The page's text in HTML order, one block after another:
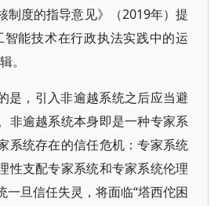
制度的指导意见》（2019年）提
智能技术在行政执法实践中的运
。
是，引入非逾越系统之后应当避
非逾越系统本身即是一种专家系
系统存在的信任危机：专家系统
性支配专家系统和专家系统伦理
一旦信任失灵，将面临“塔西佗困